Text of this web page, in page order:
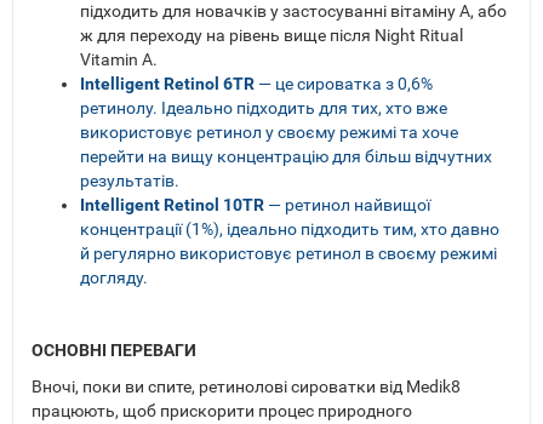
підходить для новачків у застосуванні вітаміну А, або
ж для переходу на рівень вище після Night Ritual
Vitamin A.
Intelligent Retinol 6TR — це сироватка з 0,6%
ретинолу. Ідеально підходить для тих, хто вже
використовує ретинол у своєму режимі та хоче
перейти на вищу концентрацію для більш відчутних
результатів.
Intelligent Retinol 10TR — ретинол найвищої
концентрації (1%), ідеально підходить тим, хто давно
й регулярно використовує ретинол в своєму режимі
догляду.
ОСНОВНІ ПЕРЕВАГИ
Вночі, поки ви спите, ретинолові сироватки від Medik8
працюють, щоб прискорити процес природного